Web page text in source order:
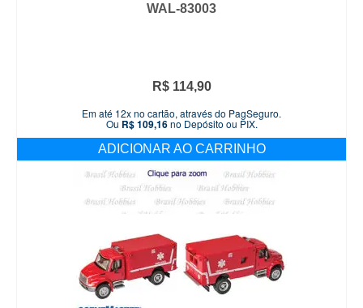
WAL-83003
R$114,90
Em até 12x no cartão, através do PagSeguro.
Ou R$109,16no Depósito ou PIX.
ADICIONAR AO CARRINHO